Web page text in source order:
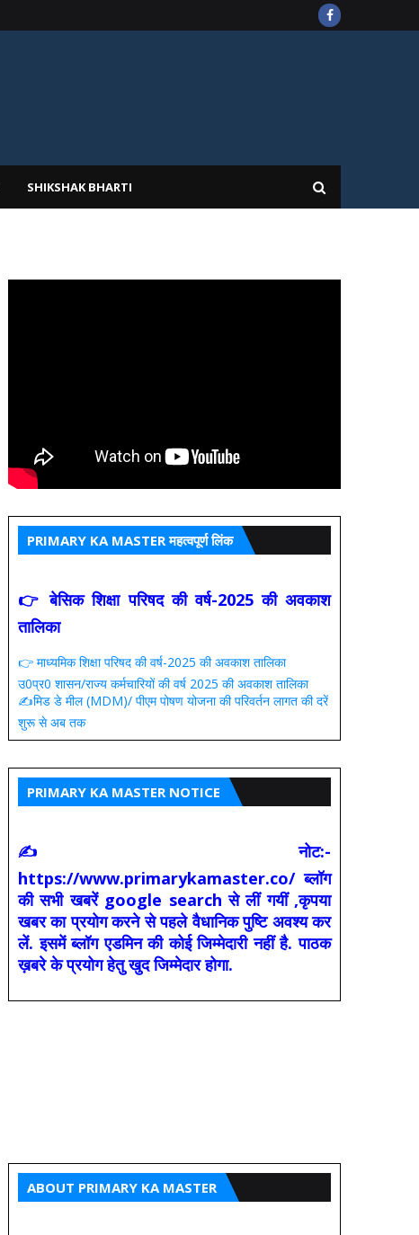
SHIKSHAK BHARTI
PRIMARY KA MASTER महत्वपूर्ण लिंक
👉 बेसिक शिक्षा परिषद की वर्ष-2025 की अवकाश
तालिका
👉 माध्यमिक शिक्षा परिषद की वर्ष-2025 की अवकाश तालिका
उ0प्र0 शासन/राज्य कर्मचारियों की वर्ष 2025 की अवकाश तालिका
✍️मिड डे मील (MDM)/ पीएम पोषण योजना की परिवर्तन लागत की दरें
शुरू से अब तक
PRIMARY KA MASTER NOTICE
✍ नोट:-
https://www.primarykamaster.co/ ब्लॉग
की सभी खबरें google search से लीं गयीं ,कृपया
खबर का प्रयोग करने से पहले वैधानिक पुष्टि अवश्य कर
लें. इसमें ब्लॉग एडमिन की कोई जिम्मेदारी नहीं है. पाठक
ख़बरे के प्रयोग हेतु खुद जिम्मेदार होगा.
ABOUT PRIMARY KA MASTER